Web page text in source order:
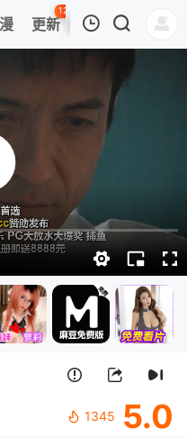
更新
124
热榜 APP
第01集
1345 5.0